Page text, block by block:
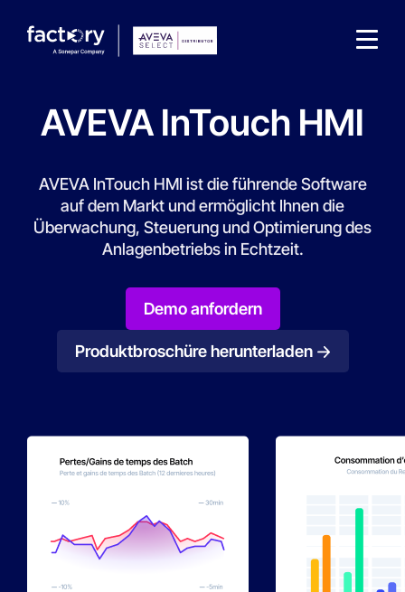
Wonach suchst du ?
AVEVA InTouch HMI
AVEVA InTouch HMI ist die führende Software
auf dem Markt und ermöglicht Ihnen die
Überwachung, Steuerung und Optimierung des
Anlagenbetriebs in Echtzeit.
Demo anfordern
Produktbroschüre herunterladen